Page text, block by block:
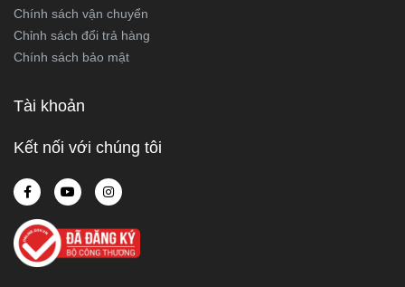
Chính sách vận chuyển
Chỉnh sách đổi trả hàng
Chính sách bảo mật
Tài khoản
Kết nối với chúng tôi